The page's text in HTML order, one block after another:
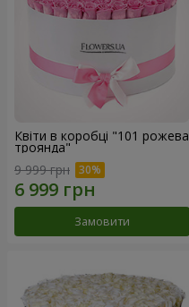
Квіти в коробці "101 рожева
троянда"
9 999 грн
Замовити